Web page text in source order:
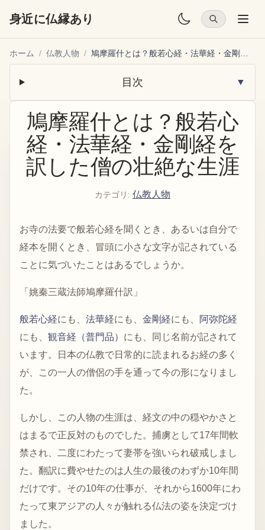
身近に仏縁あり
ホーム / 仏教人物 /
目次 ▼
鳩摩羅什とは？般若心
経・法華経・金剛経を
訳した僧の壮絶な生涯
カテゴリ : 仏教人物
お寺の法要で般若心経を聞くとき、あるいは自分で
経本を開くとき、冒頭に小さな文字が記されている
ことに気づいたことはあるでしょうか。
「姚秦三蔵法師鳩摩羅什訳」
般若心経にも、 法華経にも、 金剛経にも、
阿弥陀経
にも、 観音経（普門品） にも、同じ名前が記されて
います。日本の仏教で日常的に読まれるお経の多く
が、この一人の僧侶の手を通って今の形になりまし
た。
しかし、この人物の生涯は、経文の中の穏やかさと
はまるで正反対のものでした。捕虜として17年間軟
禁され、二度にわたって妻帯を強いられ破戒しまし
た。翻訳に費やせたのは人生の最後のわずか10年間
だけです。その10年の仕事が、それから1600年にわ
たって東アジアの人々が触れる仏法の姿を決定づけ
ました。